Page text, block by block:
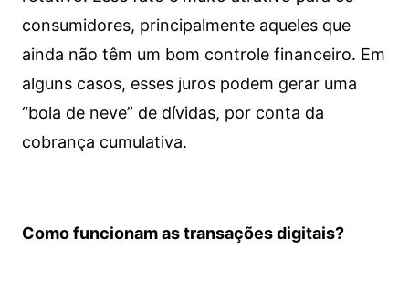
consumidores, principalmente aqueles que
ainda não têm um bom controle financeiro. Em
alguns casos, esses juros podem gerar uma
“bola de neve” de dívidas, por conta da
cobrança cumulativa.
Como funcionam as transações digitais?